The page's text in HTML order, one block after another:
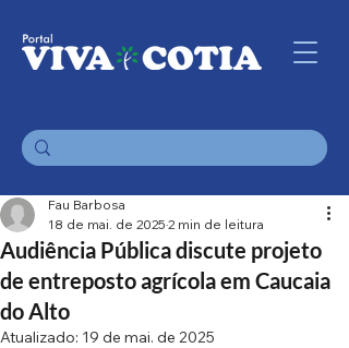
Audiência Pública discute projeto
de entreposto agrícola em Caucaia
do Alto
Fau Barbosa
18 de mai. de 2025 2 min de leitura
Atualizado: 19 de mai. de 2025